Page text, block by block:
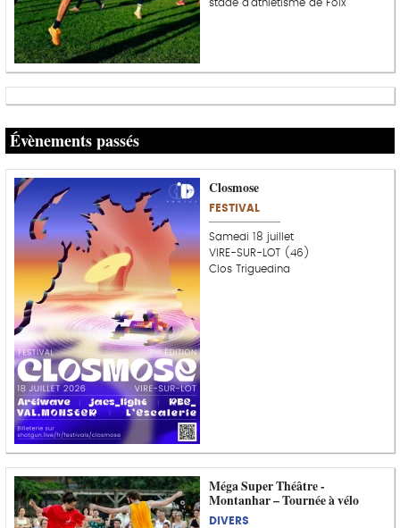
stade d’athlétisme de Foix
Évènements passés
Closmose
FESTIVAL
Samedi 18 juillet
VIRE-SUR-LOT (46)
Clos Triguedina
Méga Super Théâtre -
Montanhar – Tournée à vélo
DIVERS